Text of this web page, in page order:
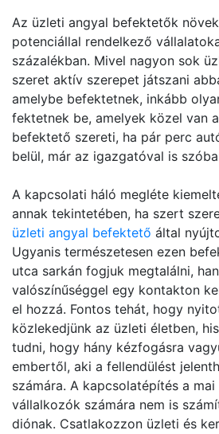
Az üzleti angyal befektetők
potenciállal rendelkező
százalékban. Mivel nagyon sok
szeret aktív szerepet játszani
amelybe befektetnek, inkább
fektetnek be, amelyek közel van
befektető szereti, ha pár perc
belül, már az igazgatóval is
A kapcsolati háló megléte
annak tekintetében, ha szert
üzleti angyal befektető által
Ugyanis természetesen ezen
utca sarkán fogjuk megtalálni,
valószínűséggel egy kontakton
el hozzá. Fontos tehát, hogy
közlekedjünk az üzleti életben,
tudni, hogy hány kézfogásra
embertől, aki a fellendülést
számára. A kapcsolatépítés a mai
vállalkozók számára nem is
diónak. Csatlakozzon üzleti és